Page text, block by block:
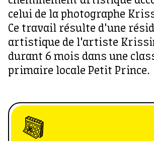
celui de la photographe
Ce travail résulte d'une
artistique de l'artiste
durant 6 mois dans une
primaire locale Petit Prince.